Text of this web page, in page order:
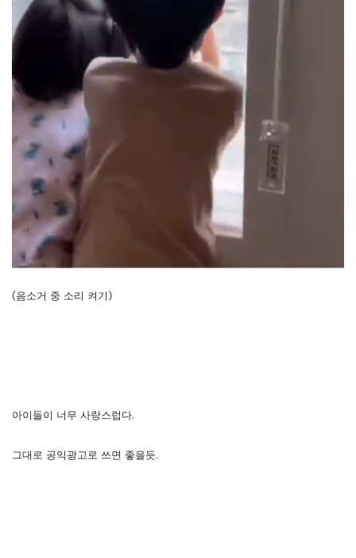
(음소거 중 소리 켜기)
아이들이 너무 사랑스럽다.
그대로 공익광고로 쓰면 좋을듯.